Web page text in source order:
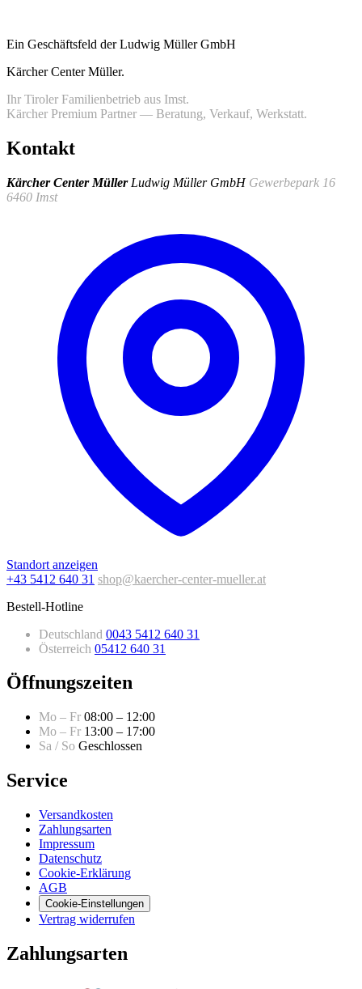
Ein Geschäftsfeld der Ludwig Müller GmbH
Kärcher Center Müller.
Ihr Tiroler Familienbetrieb aus Imst.
Kärcher Premium Partner — Beratung, Verkauf, Werkstatt.
Kontakt
Kärcher Center Müller Ludwig Müller GmbH Gewerbepark 16
6460 Imst
Standort anzeigen
+43 5412 640 31 shop@kaercher-center-mueller.at
Bestell-Hotline
Deutschland 0043 5412 640 31
Österreich 05412 640 31
Öffnungszeiten
Mo – Fr 08:00 – 12:00
Mo – Fr 13:00 – 17:00
Sa / So Geschlossen
Service
Versandkosten
Zahlungsarten
Impressum
Datenschutz
Cookie-Erklärung
AGB
Cookie-Einstellungen
Vertrag widerrufen
Zahlungsarten